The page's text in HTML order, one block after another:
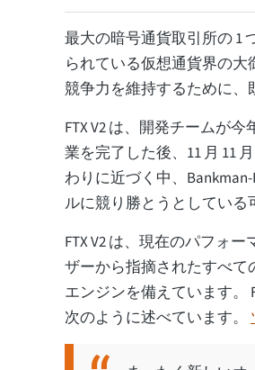
最大の暗号通貨取引所の 1
られている仮想通貨界の
競争力を維持するために、
FTX V2 は、開発チームが
業を完了した後、11 月 11
わりに近づく中、
ルに競り勝とうとしている
FTX V2 は、現在のパフォ
ザーから指摘されたすべ
エンジンを備えています。
次のように述べています。